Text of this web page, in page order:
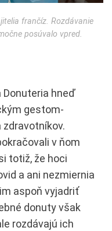
frančíz. Rozdávanie
posúvalo vpred.
Donuteria hneď
gestom-
v ňom
totiž, že hoci
a ani nezmiernia
aspoň vyjadriť
donuty však
rozdávajú ich